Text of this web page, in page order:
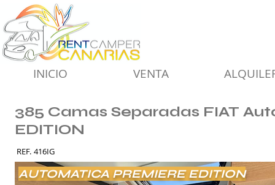
INICIO VENTA
385 Camas Separadas FIAT
EDITION
REF. 416IG
AUTOMATICA PREMIERE EDITION